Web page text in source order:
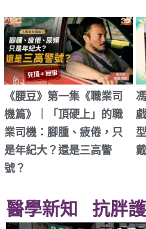
《腰豆》第一集《職業司
機篇》｜「頂硬上」的職
業司機：腳腫、疲倦，只
是年紀大？還是三高警
號？
醫學新知 抗胖